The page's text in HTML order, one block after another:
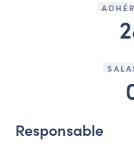
Comité d'Histoire Régionale
Service Inventaire et
Amateurs d’histoire et de
Étudiants & chercheurs
Responsable